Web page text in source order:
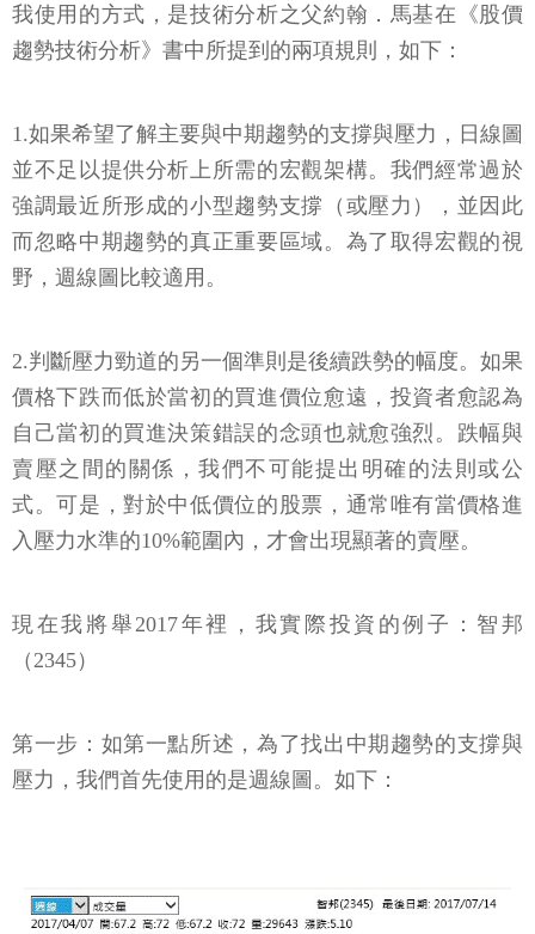
我使用的方式，是技術分析之父約翰．馬基在《股價
趨勢技術分析》書中所提到的兩項規則，如下：
1.如果希望了解主要與中期趨勢的支撐與壓力，日線圖
並不足以提供分析上所需的宏觀架構。我們經常過於
強調最近所形成的小型趨勢支撐（或壓力），並因此
而忽略中期趨勢的真正重要區域。為了取得宏觀的視
野，週線圖比較適用。
2.判斷壓力勁道的另一個準則是後續跌勢的幅度。如果
價格下跌而低於當初的買進價位愈遠，投資者愈認為
自己當初的買進決策錯誤的念頭也就愈強烈。跌幅與
賣壓之間的關係，我們不可能提出明確的法則或公
式。可是，對於中低價位的股票，通常唯有當價格進
入壓力水準的10%範圍內，才會出現顯著的賣壓。
現在我將舉2017年裡，我實際投資的例子：智邦
（2345）
第一步：如第一點所述，為了找出中期趨勢的支撐與
壓力，我們首先使用的是週線圖。如下：